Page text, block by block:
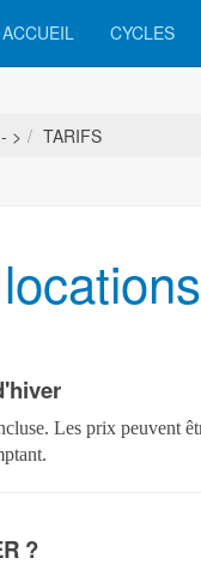
ACCUEIL CYCLES
> TARIFS
Les prix peuvent
?